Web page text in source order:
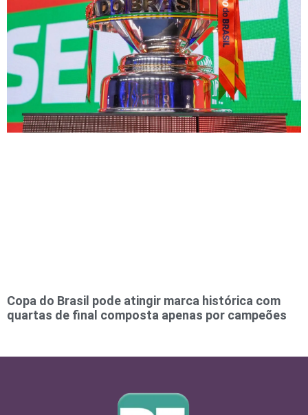
Copa do Brasil pode atingir marca histórica com
quartas de final composta apenas por campeões